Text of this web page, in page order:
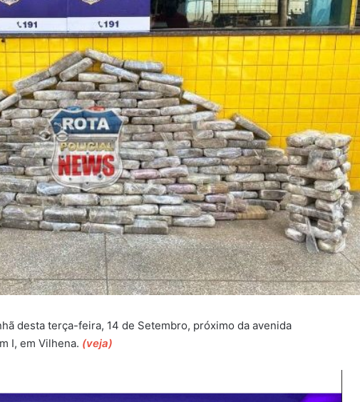
desta terça-feira, 14 de Setembro, próximo da avenida
I, em Vilhena. (veja)